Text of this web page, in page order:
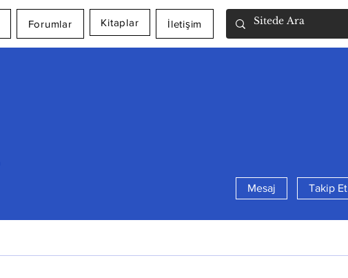
Forumlar Kitaplar İletişim
Mesaj Takip Et